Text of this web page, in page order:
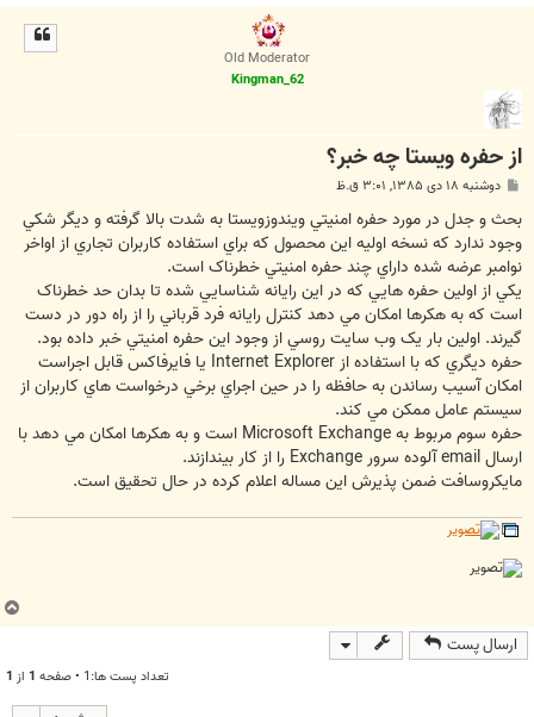
Old Moderator
Kingman_62
از حفره ويستا چه خبر؟
ت
دوشنبه ۱۸ دی ۱۳۸۵, ۳:۰۱ ق.ظ
بحث و جدل در مورد حفره امنيتي ويندوزويستا به شدت بالا گرفته و ديگر شکي
وجود ندارد که نسخه اوليه اين محصول که براي استفاده کاربران تجاري از اواخر
نوامبر عرضه شده داراي چند حفره امنيتي خطرناک است.
يکي از اولين حفره هايي که در اين رايانه شناسايي شده تا بدان حد خطرناک
است که به هکرها امکان مي دهد کنترل رايانه فرد قرباني را از راه دور در دست
گيرند. اولين بار يک وب سايت روسي از وجود اين حفره امنيتي خبر داده بود.
حفره ديگري که با استفاده از Internet Explorer يا فايرفاکس قابل اجراست
امکان آسيب رساندن به حافظه را در حين اجراي برخي درخواست هاي کاربران از
سيستم عامل ممکن مي کند.
حفره سوم مربوط به Microsoft Exchange است و به هکرها امکان مي دهد با
ارسال email آلوده سرور Exchange را از کار بيندازند.
مايکروسافت ضمن پذيرش اين مساله اعلام کرده در حال تحقيق است.
ارسال پست
تعداد پست ها:1 • صفحه 1 از 1